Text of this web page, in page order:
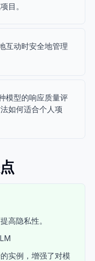
目。
互动时安全地管理
模型的响应质量评
如何适合个人项
高隐私性。
实例，增强了对模